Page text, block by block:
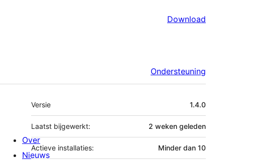
Download
Ondersteuning
Meta
Versie 1.4.0
Laatst bijgewerkt: 2 weken geleden
Actieve installaties: Minder dan 10
Over
Nieuws